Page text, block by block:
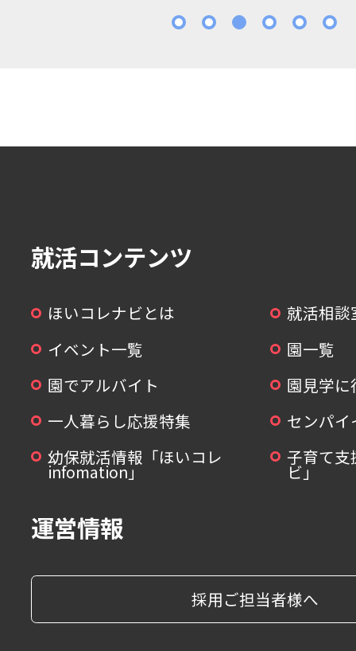
就活コンテンツ
ほいコレナビとは
就活相談
イベント一覧
園一覧
園でアルバイト
園見学
一人暮らし応援特集
センパ
幼保就活情報「ほいコレ
infomation」
子育て支
ビ」
運営情報
採用ご担当者様へ